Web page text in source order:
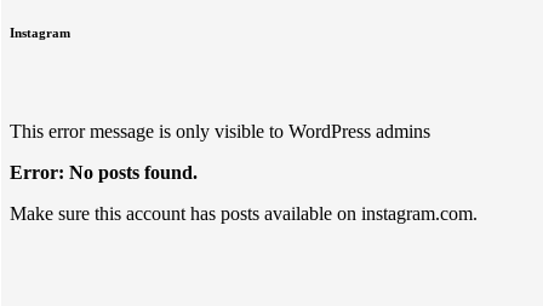
Instagram
This error message is only visible to WordPress admins
Error: No posts found.
Make sure this account has posts available on instagram.com.